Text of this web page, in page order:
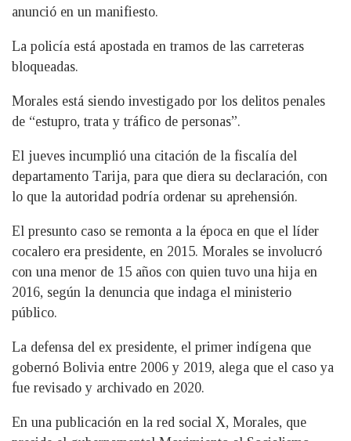
anunció en un manifiesto.
La policía está apostada en tramos de las carreteras
bloqueadas.
Morales está siendo investigado por los delitos penales
de “estupro, trata y tráfico de personas”.
El jueves incumplió una citación de la fiscalía del
departamento Tarija, para que diera su declaración, con
lo que la autoridad podría ordenar su aprehensión.
El presunto caso se remonta a la época en que el líder
cocalero era presidente, en 2015. Morales se involucró
con una menor de 15 años con quien tuvo una hija en
2016, según la denuncia que indaga el ministerio
público.
La defensa del ex presidente, el primer indígena que
gobernó Bolivia entre 2006 y 2019, alega que el caso ya
fue revisado y archivado en 2020.
En una publicación en la red social X, Morales, que